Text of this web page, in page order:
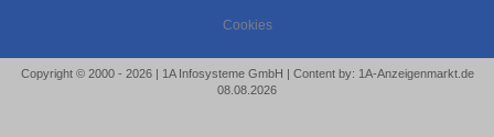
Cookies
Copyright © 2000 - 2026 | 1A Infosysteme GmbH | Content by: 1A-Anzeigenmarkt.de
08.08.2026